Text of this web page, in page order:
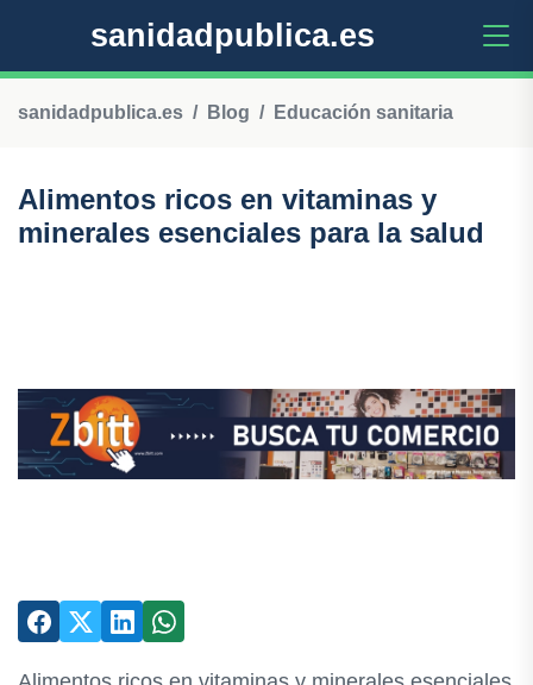
sanidadpublica.es
sanidadpublica.es Blog Educación sanitaria
Alimentos ricos en vitaminas y
minerales esenciales para la salud